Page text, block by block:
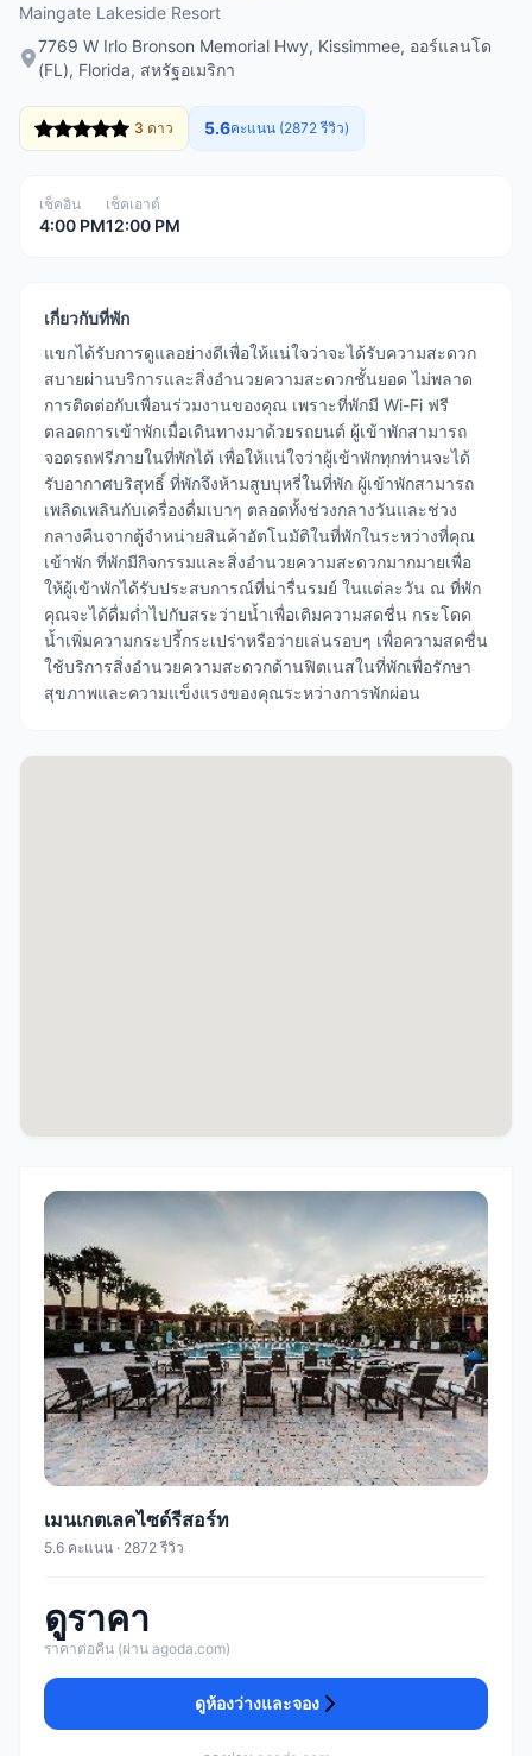
Maingate Lakeside Resort
7769 W Irlo Bronson Memorial Hwy, Kissimmee, ออร์แลนโด
(FL), Florida, สหรัฐอเมริกา
3 ดาว 5.6คะแนน (2872 รีวิว)
เช็คอิน
4:00 PM
เช็คเอาต์
12:00 PM
เกี่ยวกับที่พัก
แขกได้รับการดูแลอย่างดีเพื่อให้แน่ใจว่าจะได้รับความสะดวก
สบายผ่านบริการและสิ่งอำนวยความสะดวกชั้นยอด ไม่พลาด
การติดต่อกับเพื่อนร่วมงานของคุณ เพราะที่พักมี Wi-Fi ฟรี
ตลอดการเข้าพักเมื่อเดินทางมาด้วยรถยนต์ ผู้เข้าพักสามารถ
จอดรถฟรีภายในที่พักได้ เพื่อให้แน่ใจว่าผู้เข้าพักทุกท่านจะได้
รับอากาศบริสุทธิ์ ที่พักจึงห้ามสูบบุหรี่ในที่พัก ผู้เข้าพักสามารถ
เพลิดเพลินกับเครื่องดื่มเบาๆ ตลอดทั้งช่วงกลางวันและช่วง
กลางคืนจากตู้จำหน่ายสินค้าอัตโนมัติในที่พักในระหว่างที่คุณ
เข้าพัก ที่พักมีกิจกรรมและสิ่งอำนวยความสะดวกมากมายเพื่อ
ให้ผู้เข้าพักได้รับประสบการณ์ที่น่ารื่นรมย์ ในแต่ละวัน ณ ที่พัก
คุณจะได้ดื่มด่ำไปกับสระว่ายน้ำเพื่อเติมความสดชื่น กระโดด
น้ำเพิ่มความกระปรี้กระเปร่าหรือว่ายเล่นรอบๆ เพื่อความสดชื่น
ใช้บริการสิ่งอำนวยความสะดวกด้านฟิตเนสในที่พักเพื่อรักษา
สุขภาพและความแข็งแรงของคุณระหว่างการพักผ่อน
เมนเกตเลคไซด์รีสอร์ท
5.6 คะแนน · 2872 รีวิว
ดูราคา
ราคาต่อคืน (ผ่าน agoda.com)
ดูห้องว่างและจอง